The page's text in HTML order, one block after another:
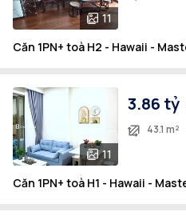
11
Căn 1PN+ toà H2 - Hawaii -
11
3.86 tỷ
43.1 m²
Căn 1PN+ toà H1 - Hawaii -